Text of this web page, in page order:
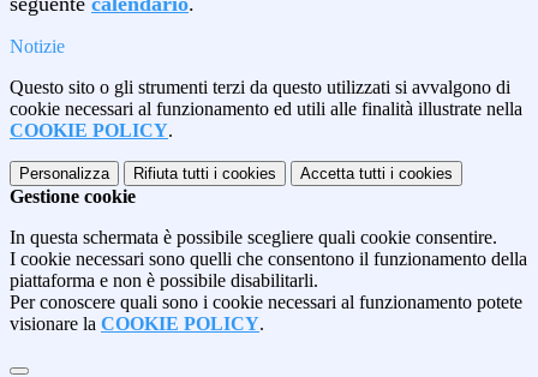
Notizie
Questo sito o gli strumenti terzi da questo utilizzati si avvalgono di
cookie necessari al funzionamento ed utili alle finalità illustrate nella
COOKIE POLICY.
Personalizza Rifiuta tutti i cookies Accetta tutti i cookies
Gestione cookie
In questa schermata è possibile scegliere quali cookie consentire.
I cookie necessari sono quelli che consentono il funzionamento della
piattaforma e non è possibile disabilitarli.
Per conoscere quali sono i cookie necessari al funzionamento potete
visionare la COOKIE POLICY.